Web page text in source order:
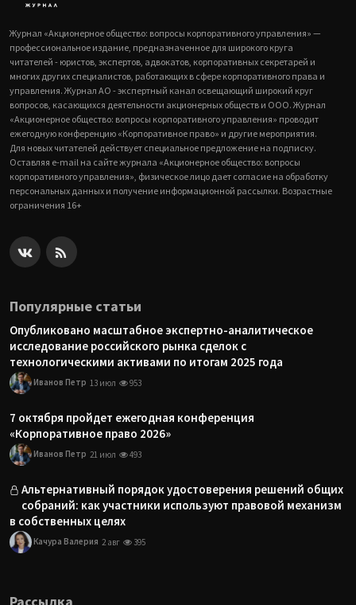
Журнал «Акционерное общество: вопросы корпоративного управления» —
профессиональное издание, предназначенное для широкого круга
читателей - юристов, экспертов, адвокатов, корпоративных секретарей и
многих других специалистов, работающих в сфере корпоративного права и
управления. Журнал АО - экспертный канал освещающий широкий круг
вопросов, касающихся деятельности акционерных обществ и ООО. Журнал
«Акционерное общество: вопросы корпоративного управления» проводит
ежегодную конференцию «Корпоративное право» и другие мероприятия.
Для новых читателей действует специальное предложение на подписку.
Оставляя e-mail на сайте журнала «Акционерное общество: вопросы
корпоративного управления», физическое лицо дает согласие на обработку
персональных данных и получение информационной рассылки. Возрастные
ограничения 16+
Популярные статьи
Опубликовано масштабное экспертно-аналитическое
исследование российского рынка сделок с
технологическими активами по итогам 2025 года
Иванов Петр 13 июл 953
7 октября пройдет ежегодная конференция
«Корпоративное право 2026»
Иванов Петр 21 июл 493
Альтернативный порядок удостоверения решений общих
собраний: как участники используют правовой механизм
в собственных целях
Качура Валерия 2 авг 395